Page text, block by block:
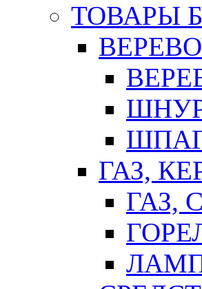
ТОВАРЫ
ГАЗ,
ГАЗ,